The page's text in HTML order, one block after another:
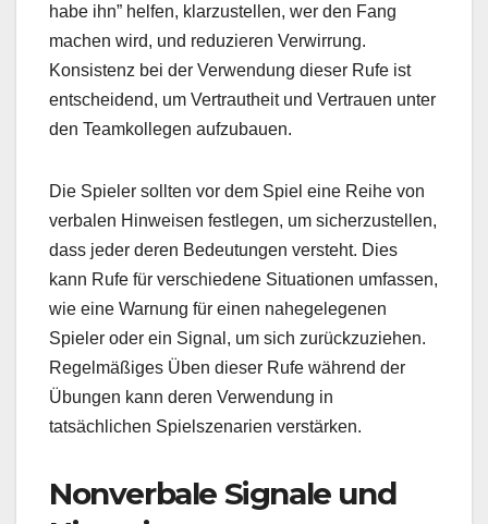
habe ihn” helfen, klarzustellen, wer den Fang
machen wird, und reduzieren Verwirrung.
Konsistenz bei der Verwendung dieser Rufe ist
entscheidend, um Vertrautheit und Vertrauen unter
den Teamkollegen aufzubauen.
Die Spieler sollten vor dem Spiel eine Reihe von
verbalen Hinweisen festlegen, um sicherzustellen,
dass jeder deren Bedeutungen versteht. Dies
kann Rufe für verschiedene Situationen umfassen,
wie eine Warnung für einen nahegelegenen
Spieler oder ein Signal, um sich zurückzuziehen.
Regelmäßiges Üben dieser Rufe während der
Übungen kann deren Verwendung in
tatsächlichen Spielszenarien verstärken.
Nonverbale Signale und